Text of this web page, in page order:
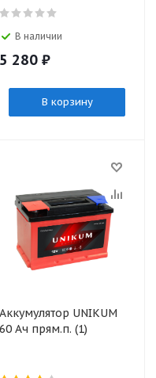
В наличии
5 280 ₽
В корзину
Аккумулятор UNIKUM
60 Ач прям.п. (1)